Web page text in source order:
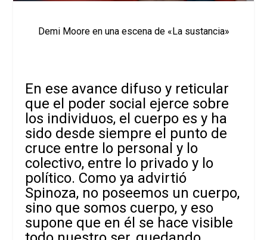
Demi Moore en una escena de «La sustancia»
En ese avance difuso y reticular
que el poder social ejerce sobre
los individuos, el cuerpo es y ha
sido desde siempre el punto de
cruce entre lo personal y lo
colectivo, entre lo privado y lo
político. Como ya advirtió
Spinoza, no poseemos un cuerpo,
sino que somos cuerpo, y eso
supone que en él se hace visible